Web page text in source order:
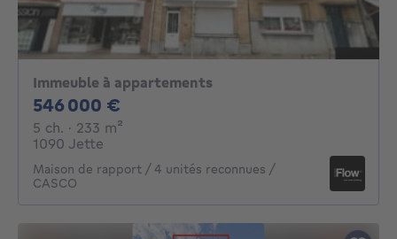
Immeuble à appartements
546 000 €
5 ch. 5 chambres
· 233 m²
1090 Jette
Maison de rapport / 4 unités reconnues /
CASCO